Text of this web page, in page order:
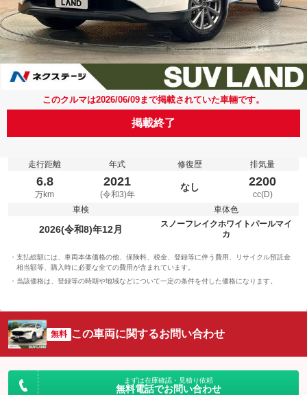
このクルマは2026/06/09まで掲載されていた車輛です。
掲載終了
走行距離
6.8
万km
年式
2021
(令和3)年
修復歴
なし
排気量
2200
cc(D)
車検
2026(令和8)年12月
車体色
スノーフレイクホワイトパールマイ
カ
支払総額には、車両本体価格の他、保険料、税金、登録等に伴う費用、リサイクル預託金
相当額等、購入時に必要な全ての費用が含まれています。
当該価格は、登録等の時期や地域などについて一定の条件を付した価格になります。
無料 この車両に関するお問い合わせ
まずは在庫確認・見積り依頼
無料電話でお問い合わせ